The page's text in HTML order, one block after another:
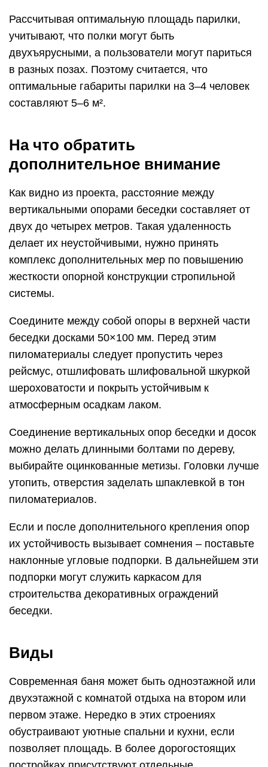
Рассчитывая оптимальную площадь парилки,
учитывают, что полки могут быть
двухъярусными, а пользователи могут париться
в разных позах. Поэтому считается, что
оптимальные габариты парилки на 3–4 человек
составляют 5–6 м².
На что обратить
дополнительное внимание
Как видно из проекта, расстояние между
вертикальными опорами беседки составляет от
двух до четырех метров. Такая удаленность
делает их неустойчивыми, нужно принять
комплекс дополнительных мер по повышению
жесткости опорной конструкции стропильной
системы.
Соедините между собой опоры в верхней части
беседки досками 50×100 мм. Перед этим
пиломатериалы следует пропустить через
рейсмус, отшлифовать шлифовальной шкуркой
шероховатости и покрыть устойчивым к
атмосферным осадкам лаком.
Соединение вертикальных опор беседки и досок
можно делать длинными болтами по дереву,
выбирайте оцинкованные метизы. Головки лучше
утопить, отверстия заделать шпаклевкой в тон
пиломатериалов.
Если и после дополнительного крепления опор
их устойчивость вызывает сомнения – поставьте
наклонные угловые подпорки. В дальнейшем эти
подпорки могут служить каркасом для
строительства декоративных ограждений
беседки.
Виды
Современная баня может быть одноэтажной или
двухэтажной с комнатой отдыха на втором или
первом этаже. Нередко в этих строениях
обустраивают уютные спальни и кухни, если
позволяет площадь. В более дорогостоящих